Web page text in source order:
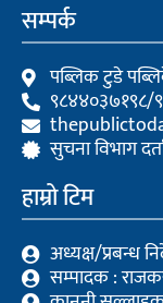
सम्पर्क
पब्लिक टुडे
९८४४०३७१९८/
सुचना विभाग
हाम्रो टिम
अध्यक्ष/प्रबन्ध
सम्पादक :